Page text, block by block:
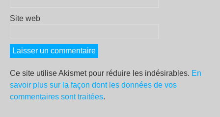
Site web
Ce site utilise Akismet pour réduire les indésirables. En
savoir plus sur la façon dont les données de vos
commentaires sont traitées.